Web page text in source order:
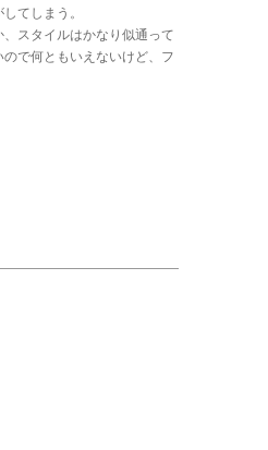
てしまう。
スタイルはかなり似通って
で何ともいえないけど、フ